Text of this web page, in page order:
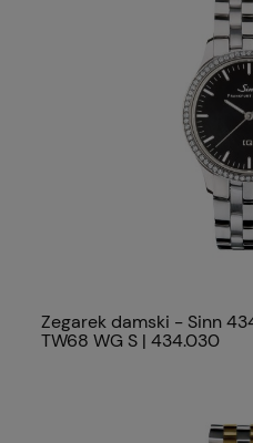
Zegarek damski - Sinn
TW68 WG S | 434.030